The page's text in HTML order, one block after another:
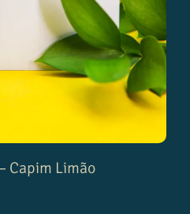
Capim Limão